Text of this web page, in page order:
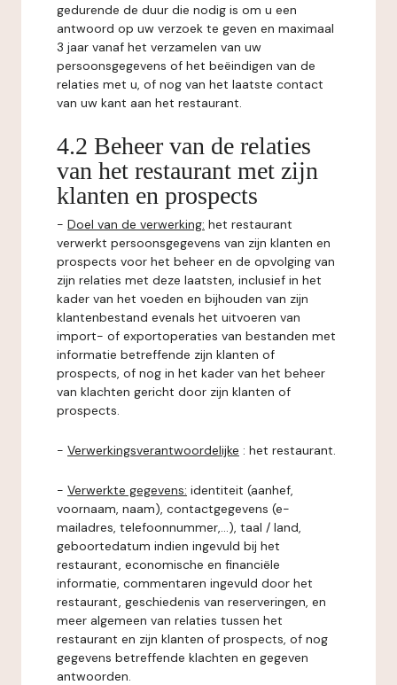
gedurende de duur die nodig is om u een
antwoord op uw verzoek te geven en maximaal
3 jaar vanaf het verzamelen van uw
persoonsgegevens of het beëindigen van de
relaties met u, of nog van het laatste contact
van uw kant aan het restaurant.
4.2 Beheer van de relaties
van het restaurant met zijn
klanten en prospects
- Doel van de verwerking: het restaurant
verwerkt persoonsgegevens van zijn klanten en
prospects voor het beheer en de opvolging van
zijn relaties met deze laatsten, inclusief in het
kader van het voeden en bijhouden van zijn
klantenbestand evenals het uitvoeren van
import- of exportoperaties van bestanden met
informatie betreffende zijn klanten of
prospects, of nog in het kader van het beheer
van klachten gericht door zijn klanten of
prospects.
- Verwerkingsverantwoordelijke : het restaurant.
- Verwerkte gegevens: identiteit (aanhef,
voornaam, naam), contactgegevens (e-
mailadres, telefoonnummer,...), taal / land,
geboortedatum indien ingevuld bij het
restaurant, economische en financiële
informatie, commentaren ingevuld door het
restaurant, geschiedenis van reserveringen, en
meer algemeen van relaties tussen het
restaurant en zijn klanten of prospects, of nog
gegevens betreffende klachten en gegeven
antwoorden.